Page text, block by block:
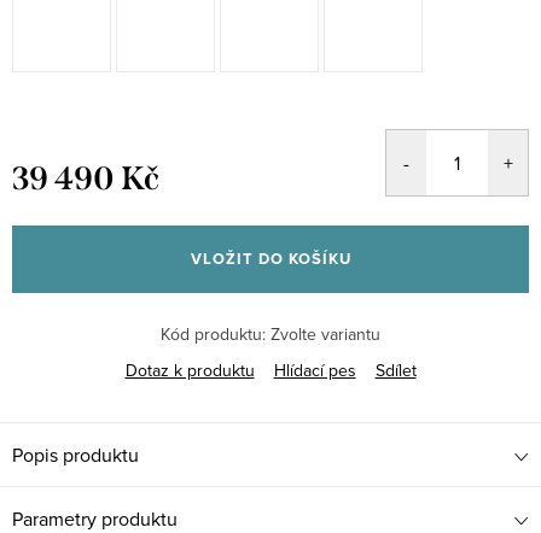
39 490 Kč
cena:
VLOŽIT DO KOŠÍKU
Kód produktu: Zvolte variantu
Dotaz k produktu
Hlídací pes Sdílet
Popis produktu
Parametry produktu